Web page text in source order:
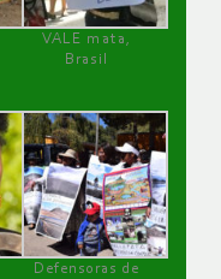
VALE mata,
Brasil
Defensoras de